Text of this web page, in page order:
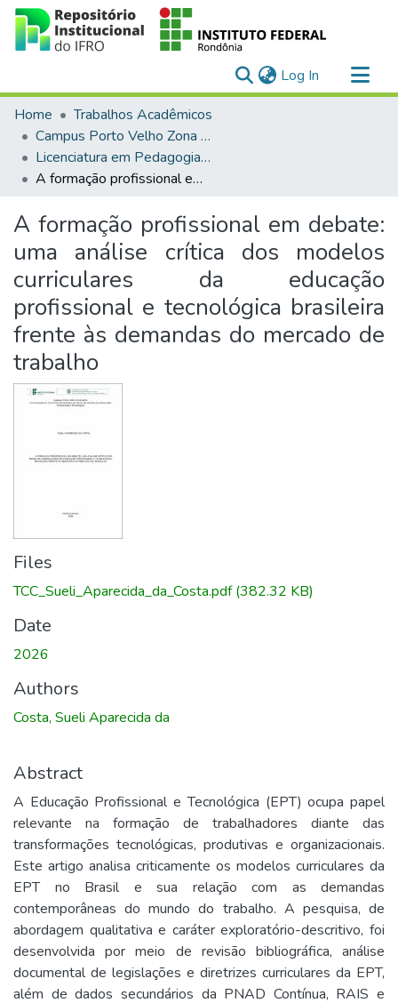
Log In (current)
Communities & Collections
All of DSpace
Statistics
Home
Trabalhos Acadêmicos
Campus Porto Velho Zona Norte
Licenciatura em Pedagogia e Educação Profissional e Tecnológica (UAB)
A formação profissional em debate: uma análise crítica dos modelos curriculares da educação profissional e tecnológica brasileira frente às demandas do mercado de trabalho
A formação profissional em debate:
uma análise crítica dos modelos
curriculares da educação
profissional e tecnológica brasileira
frente às demandas do mercado de
trabalho
Files
TCC_Sueli_Aparecida_da_Costa.pdf(382.32 KB)
Date
2026
Authors
Costa, Sueli Aparecida da
Abstract
A Educação Profissional e Tecnológica (EPT) ocupa papel
relevante na formação de trabalhadores diante das
transformações tecnológicas, produtivas e organizacionais.
Este artigo analisa criticamente os modelos curriculares da
EPT no Brasil e sua relação com as demandas
contemporâneas do mundo do trabalho. A pesquisa, de
abordagem qualitativa e caráter exploratório-descritivo, foi
desenvolvida por meio de revisão bibliográfica, análise
documental de legislações e diretrizes curriculares da EPT,
além de dados secundários da PNAD Contínua, RAIS e